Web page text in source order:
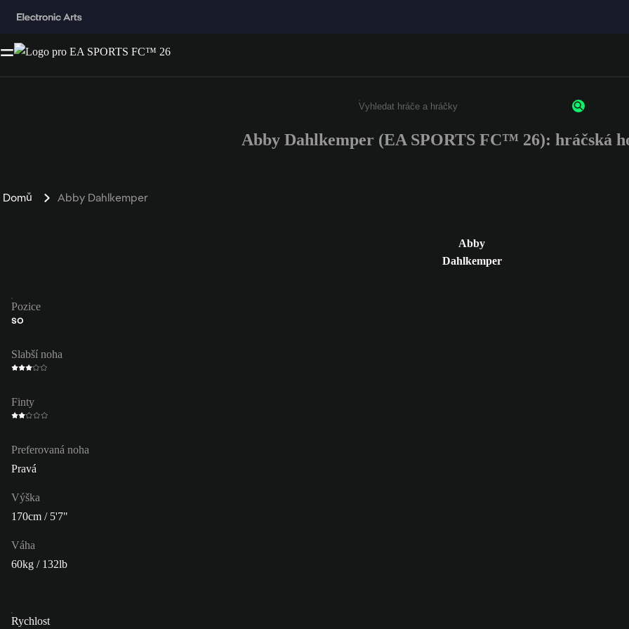
Enter a minimum of 3 characters or numbers
Abby Dahlkemper (EA SPORTS FC™ 26): hráčská
Domů Abby Dahlkemper
Abby
Dahlkemper
Pozice
SO
Slabší noha
Finty
Preferovaná noha
Pravá
Výška
170cm / 5'7"
Váha
60kg / 132lb
Rychlost